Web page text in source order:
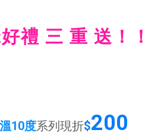
禮 三 重 送！！
10度系列現折$200